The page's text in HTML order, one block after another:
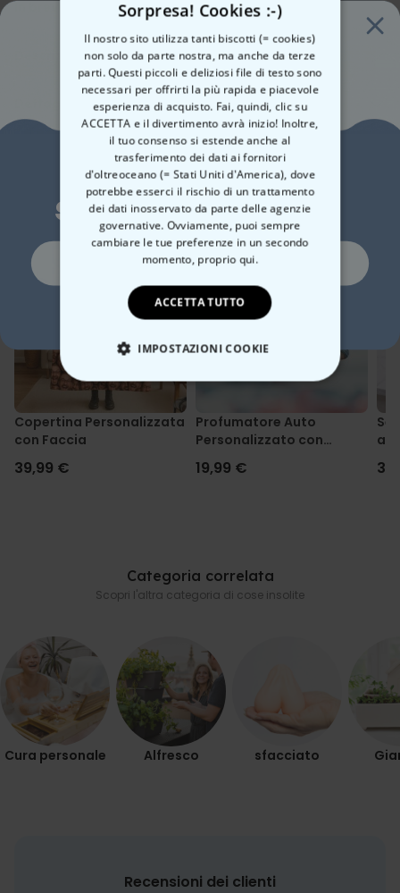
In breve
Scegli la tua epoca
L'intelligenza artificiale genera un motivo adatto
Scegli il tuo testo
Dimensioni: circa 127 x 152 cm
Descrizione
Coperta Personalizzata “Viaggio nel tempo”
Macchina del tempo? Quasi. Questa coperta fa viaggiare le tue foto
con stile attraverso i decenni: scegli 1900, anni ’60, ’70, ’80, ’90 o
2000 — la nostra IA trasforma il tuo scatto nell’opera perfetta per
quell’epoca. Risultato: una coperta morbida e avvolgente con una
storia personale, che su divano, letto o al picnic salta subito
La stampa resta vivida, la superficie è sorprendentemente soffice e
il tuo testo desiderato mette la ciliegina. Ideale come regalo per
compleanni, anniversari e fan della nostalgia. Avvertenza: può
causare eccessivo bisogno di raggomitolarsi. In breve: meno
stampa standard, più viaggio nel tempo — con la tua foto da
Coperta Personalizzata “Viaggio nel tempo”
Materiale: 100% poliestere
Lavabile in lavatrice (30 °C)
Dimensioni: circa 127 x 152 cm
Peso: circa 600 grammi
Avete già visto questi?
Ecco alcuni prodotti simili
Copertina Personalizzata
con Faccia
39,99 €
Profumatore Auto
Personalizzato con
Aureola e Faccia Set da 2
19,99 €
Categoria correlata
Scopri l'altra categoria di cose insolite
Cura personale Alfresco sfacciato
Recensioni dei clienti
Sorpresa! Cookies :-)
Il nostro sito utilizza tanti biscotti (= cookies)
non solo da parte nostra, ma anche da terze
parti. Questi piccoli e deliziosi file di testo sono
necessari per offrirti la più rapida e piacevole
esperienza di acquisto. Fai, quindi, clic su
ACCETTA e il divertimento avrà inizio! Inoltre,
il tuo consenso si estende anche al
trasferimento dei dati ai fornitori
d'oltreoceano (= Stati Uniti d'America), dove
potrebbe esserci il rischio di un trattamento
dei dati inosservato da parte delle agenzie
governative. Ovviamente, puoi sempre
cambiare le tue preferenze in un secondo
momento, proprio qui.
ACCETTA TUTTO
IMPOSTAZIONI COOKIE
STRETTAMENTE NECESSARIO
PRESTAZIONI
Vuoi uno
sconto del 10%?
Si, certo!
No, non mi piacciono gli sconti